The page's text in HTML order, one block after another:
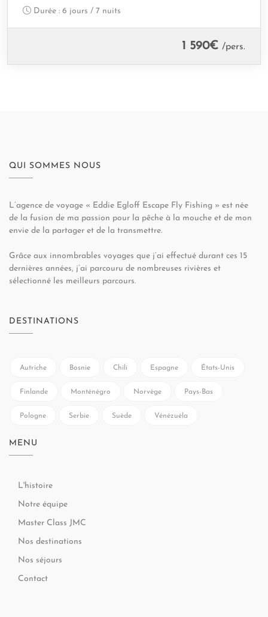
Durée : 6 jours / 7 nuits
1 590€ /pers.
QUI SOMMES NOUS
L’agence de voyage « Eddie Egloff Escape Fly Fishing » est née
de la fusion de ma passion pour la pêche à la mouche et de mon
envie de la partager et de la transmettre.
Grâce aux innombrables voyages que j’ai effectué durant ces 15
dernières années, j’ai parcouru de nombreuses rivières et
sélectionné les meilleurs parcours.
DESTINATIONS
Autriche Bosnie Chili Espagne États-Unis
Finlande Monténégro Norvège Pays-Bas
Pologne Serbie Suède Vénézuéla
MENU
L'histoire
Notre équipe
Master Class JMC
Nos destinations
Nos séjours
Contact